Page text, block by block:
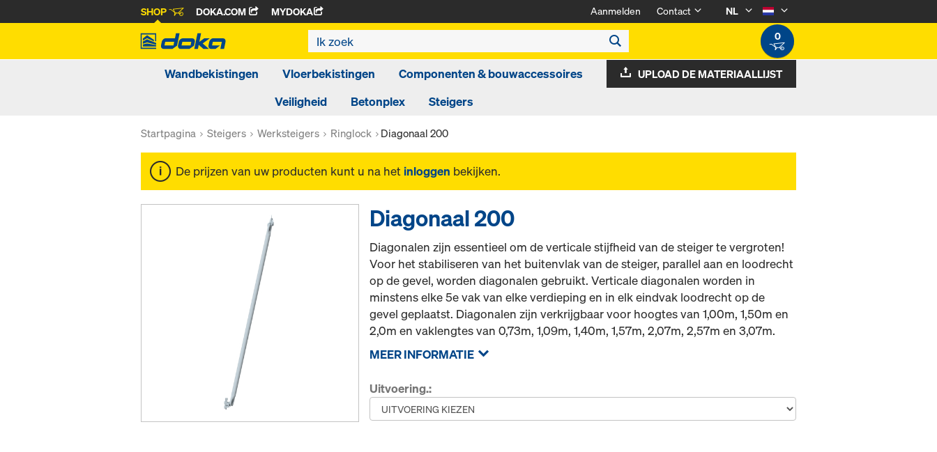
SHOP DOKA.COM MYDOKA Aanmelden Contact
NL
0
Wandbekistingen Vloerbekistingen
Componenten & bouwaccessoires
Veiligheid
Betonplex Steigers
UPLOAD DE MATERIAALLIJST
Startpagina Steigers Werksteigers Ringlock Diagonaal 200
De prijzen van uw producten kunt u na het inloggen bekijken.
Diagonaal 200
Diagonalen zijn essentieel om de verticale stijfheid van de steiger te vergroten!
Voor het stabiliseren van het buitenvlak van de steiger, parallel aan en loodrecht
op de gevel, worden diagonalen gebruikt. Verticale diagonalen worden in
minstens elke 5e vak van elke verdieping en in elk eindvak loodrecht op de
gevel geplaatst. Diagonalen zijn verkrijgbaar voor hoogtes van 1,00m, 1,50m en
2,0m en vaklengtes van 0,73m, 1,09m, 1,40m, 1,57m, 2,07m, 2,57m en 3,07m.
MEER INFORMATIE
Uitvoering.: